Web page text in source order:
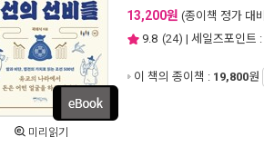
미리읽기
13,200원 (종이책 정가 대비
9.8 (24) | 세일즈포인트 :
이 책의 종이책 : 19,800원